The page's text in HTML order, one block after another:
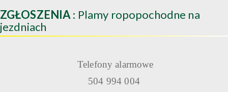
ZGŁOSZENIA : Plamy ropopochodne na
jezdniach
Telefony alarmowe
504 994 004